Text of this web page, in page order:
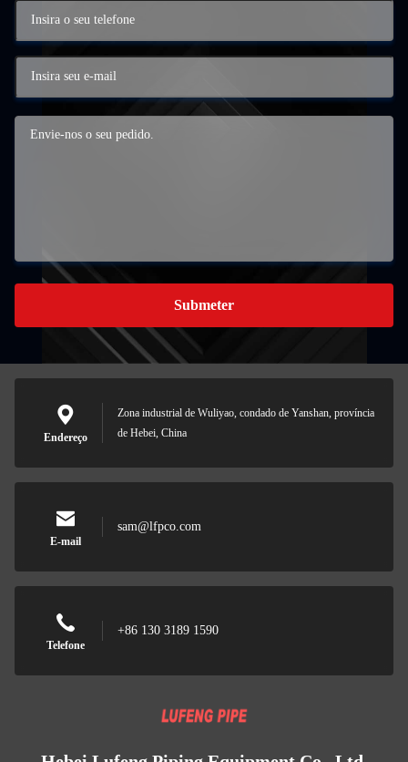
Submeter
Endereço
Zona industrial de Wuliyao, condado de Yanshan, província
de Hebei, China
E-mail
sam@lfpco.com
Telefone
+86 130 3189 1590